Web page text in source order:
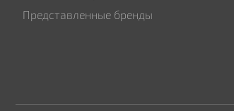
Представленные бренды